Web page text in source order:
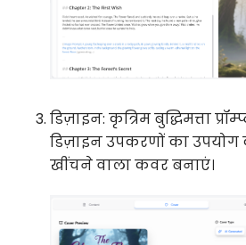
डिज़ाइन: कृत्रिम बुद्धिमत्ता
डिज़ाइन उपकरणों का
खींचने वाला कवर बनाएं।